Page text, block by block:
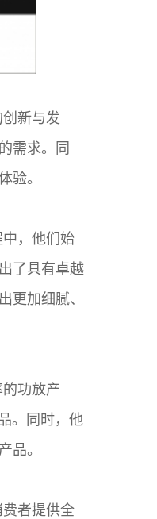
新与发
需求。同
验。
，他们始
了具有卓越
更加细腻、
功放产
。同时，他
品。
者提供全